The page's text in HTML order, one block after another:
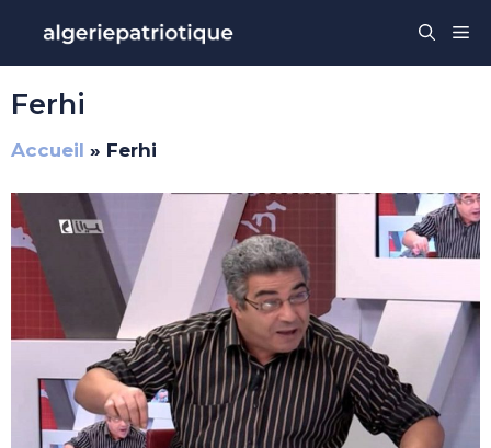
contenu
Ferhi
Accueil » Ferhi